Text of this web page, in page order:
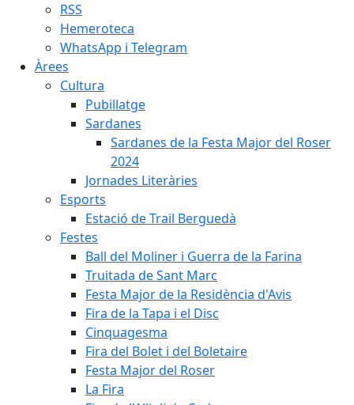
RSS
Hemeroteca
WhatsApp i Telegram
Àrees
Cultura
Pubillatge
Sardanes
Sardanes de la Festa Major del Roser
2024
Jornades Literàries
Esports
Estació de Trail Berguedà
Festes
Ball del Moliner i Guerra de la Farina
Truitada de Sant Marc
Festa Major de la Residència d'Avis
Fira de la Tapa i el Disc
Cinquagesma
Fira del Bolet i del Boletaire
Festa Major del Roser
La Fira